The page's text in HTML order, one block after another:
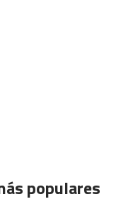
populares